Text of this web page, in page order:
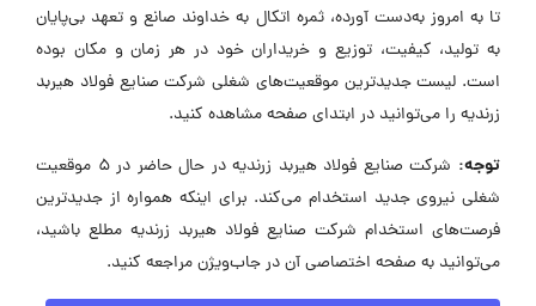
تا به امروز به‌دست آورده، ثمره اتکال به خداوند صانع و تعهد بی‌پایان
به تولید، کیفیت، توزیع و خریداران خود در هر زمان و مکان بوده
است. لیست جدیدترین موقعیت‌های شغلی شرکت صنایع فولاد هیربد
زرندیه را می‌توانید در ابتدای صفحه مشاهده کنید.
توجه:
شرکت صنایع فولاد هیربد زرندیه در حال حاضر در ۵ موقعیت
شغلی نیروی جدید استخدام می‌کند. برای اینکه همواره از جدیدترین
فرصت‌های استخدام شرکت صنایع فولاد هیربد زرندیه مطلع باشید،
می‌توانید به صفحه اختصاصی آن در جاب‌ویژن مراجعه کنید.